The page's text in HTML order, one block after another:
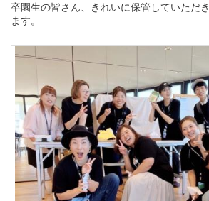
卒園生の皆さん、きれいに保管していただ
ます。